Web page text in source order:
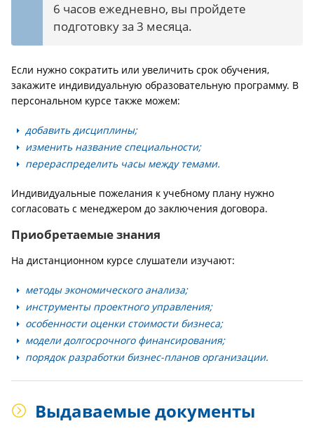
6 часов ежедневно, вы пройдете
подготовку за 3 месяца.
Если нужно сократить или увеличить срок обучения,
закажите индивидуальную образовательную программу. В
персональном курсе также можем:
добавить дисциплины;
изменить название специальности;
перераспределить часы между темами.
Индивидуальные пожелания к учебному плану нужно
согласовать с менеджером до заключения договора.
Приобретаемые знания
На дистанционном курсе слушатели изучают:
методы экономического анализа;
инструменты проектного управления;
особенности оценки стоимости бизнеса;
модели долгосрочного финансирования;
порядок разработки бизнес-планов организации.
Выдаваемые документы